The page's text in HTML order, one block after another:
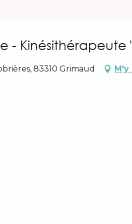
- Kinésithérapeute
83310 Grimaud M'y